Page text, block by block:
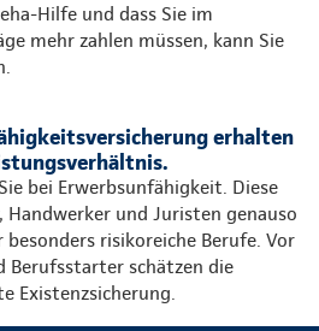
Hilfe und dass Sie im
mehr zahlen müssen, kann Sie
erhalten
bei Erwerbsunfähigkeit. Diese
Handwerker und Juristen genauso
risikoreiche Berufe. Vor
Berufsstarter schätzen die
Existenzsicherung.